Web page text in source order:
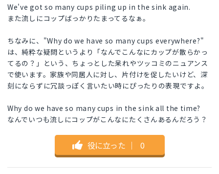
We've got so many cups piling up in the sink again.
また流しにコップばっかりたまってるなぁ。
ちなみに、"Why do we have so many cups everywhere?"
は、純粋な疑問というより「なんでこんなにカップが散らかっ
てるの？」という、ちょっとした呆れやツッコミのニュアンス
で使います。家族や同居人に対し、片付けを促したいけど、深
刻にならずに冗談っぽく言いたい時にぴったりの表現ですよ。
Why do we have so many cups in the sink all the time?
なんでいつも流しにコップがこんなにたくさんあるんだろう？
役に立った ｜ 0